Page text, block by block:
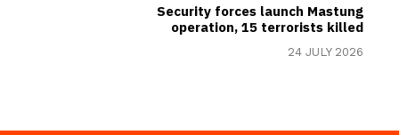
Security forces launch Mastung
operation, 15 terrorists killed
24 JULY 2026